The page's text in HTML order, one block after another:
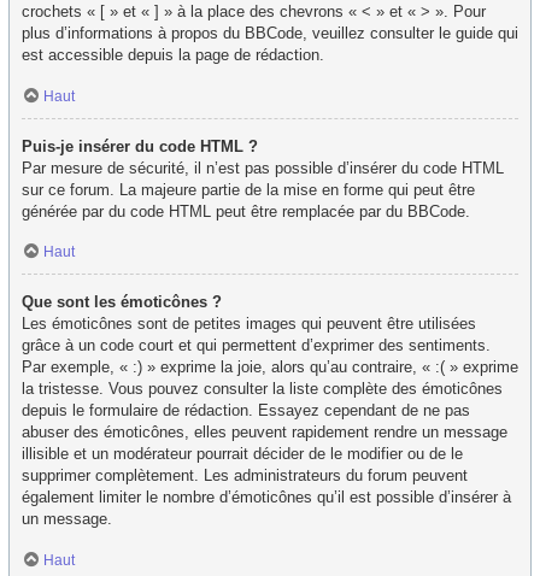
crochets « [ » et « ] » à la place des chevrons « < » et « > ». Pour
plus d’informations à propos du BBCode, veuillez consulter le guide qui
est accessible depuis la page de rédaction.
Haut
Puis-je insérer du code HTML ?
Par mesure de sécurité, il n’est pas possible d’insérer du code HTML
sur ce forum. La majeure partie de la mise en forme qui peut être
générée par du code HTML peut être remplacée par du BBCode.
Haut
Que sont les émoticônes ?
Les émoticônes sont de petites images qui peuvent être utilisées
grâce à un code court et qui permettent d’exprimer des sentiments.
Par exemple, « :) » exprime la joie, alors qu’au contraire, « :( » exprime
la tristesse. Vous pouvez consulter la liste complète des émoticônes
depuis le formulaire de rédaction. Essayez cependant de ne pas
abuser des émoticônes, elles peuvent rapidement rendre un message
illisible et un modérateur pourrait décider de le modifier ou de le
supprimer complètement. Les administrateurs du forum peuvent
également limiter le nombre d’émoticônes qu’il est possible d’insérer à
un message.
Haut